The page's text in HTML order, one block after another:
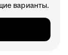
варианты.